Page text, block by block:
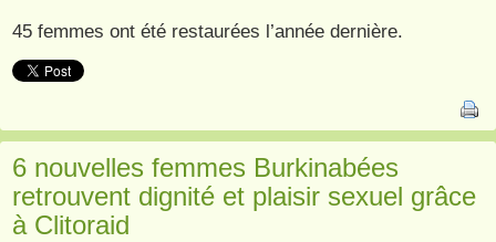
45 femmes ont été restaurées l’année dernière.
6 nouvelles femmes Burkinabées
retrouvent dignité et plaisir sexuel grâce
à Clitoraid